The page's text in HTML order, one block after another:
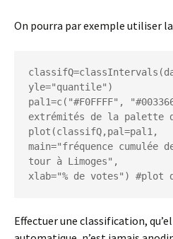
On pourra par exemple utiliser
yle="quantile")
pal1=c("#F0FFFF",
extrémités de la palette
plot(classifQ,pal=pal1,
main="fréquence cumulée
tour à Limoges",
xlab="% de votes") #plot
Effectuer une classification,